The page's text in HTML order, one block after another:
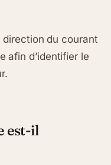
direction du courant
afin d’identifier le
est-il